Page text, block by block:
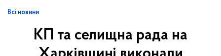
вВсі новини
КП та селищна рада на